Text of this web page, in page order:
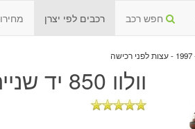
חפש רכב רכבים לפי יצרן
וולוו 850 יד שנייה 1992 - 1997